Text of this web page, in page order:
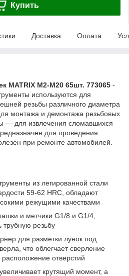
Купить
Доставка Оплата
MATRIX М2-М20 65шт. 773065 -
используются для
резьбы различного диаметра
монтажа и демонтажа резьбовых
— для извлечения сломавшихся
для проведения
при ремонте автомобилей.
из легированной стали
59-62 HRC, обладают
режущими качествами
и метчики G1/8 и G1/4,
резьбу
для разметки лунок под
что облегчает сверление
отверстий
крутящий момент, а